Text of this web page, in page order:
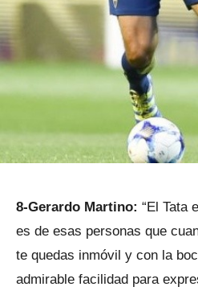
8-Gerardo Martino: “El Tata
es de esas personas que
te quedas inmóvil y con la
admirable facilidad para